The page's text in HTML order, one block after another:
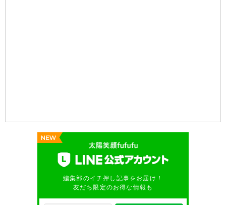
編集部のイチ押し記事をお届け！
友だち限定のお得な情報も